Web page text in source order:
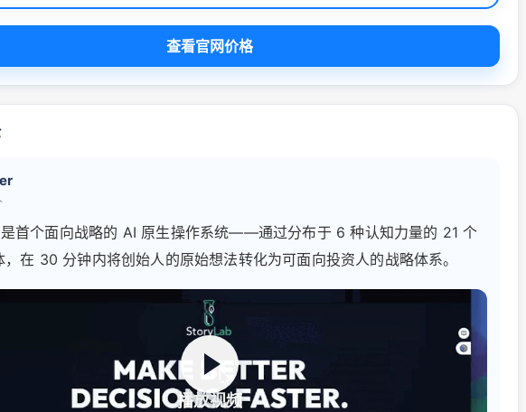
查看官网价格
首个面向战略的 AI 原生操作系统——通过分布于 6 种认知力量的 21 个
，在 30 分钟内将创始人的原始想法转化为可面向投资人的战略体系。
播放视频